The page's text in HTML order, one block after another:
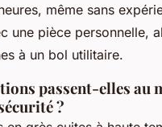
même sans
une pièce personnelle,
à un bol utilitaire.
passent-elles au
?